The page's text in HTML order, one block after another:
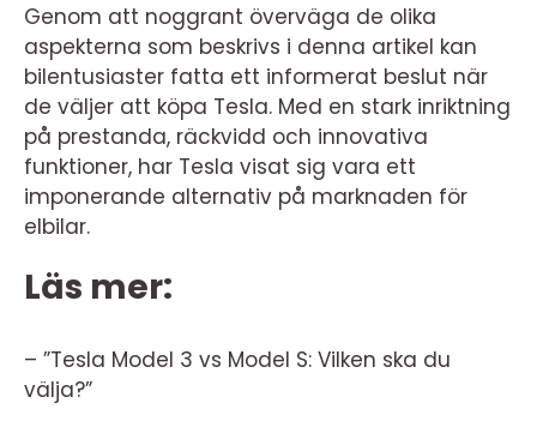
Genom att noggrant överväga de olika
aspekterna som beskrivs i denna artikel kan
bilentusiaster fatta ett informerat beslut när
de väljer att köpa Tesla. Med en stark inriktning
på prestanda, räckvidd och innovativa
funktioner, har Tesla visat sig vara ett
imponerande alternativ på marknaden för
elbilar.
Läs mer:
– ”Tesla Model 3 vs Model S: Vilken ska du
välja?”